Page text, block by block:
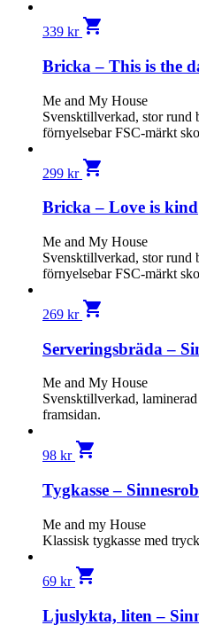
339 kr shopping_cart
Bricka – This is the
Me and My House
Svensktillverkad, stor
förnyelsebar FSC-märkt
299 kr shopping_cart
Bricka – Love is kind
Me and My House
Svensktillverkad, stor
förnyelsebar FSC-märkt
269 kr shopping_cart
Serveringsbräda –
Me and My House
Svensktillverkad,
framsidan.
98 kr shopping_cart
Tygkasse –
Me and my House
Klassisk tygkasse med
69 kr shopping_cart
Ljuslykta, liten –